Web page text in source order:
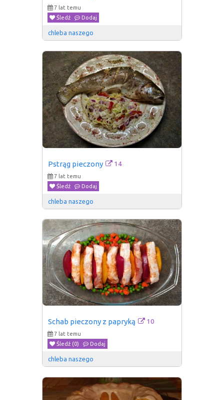
7 lat temu
Śledź
Dodaj
chleba naszego
Pstrąg pieczony 14
7 lat temu
Śledź
Dodaj
chleba naszego
Schab pieczony z papryką 10
7 lat temu
Śledź (0)
Dodaj
chleba naszego